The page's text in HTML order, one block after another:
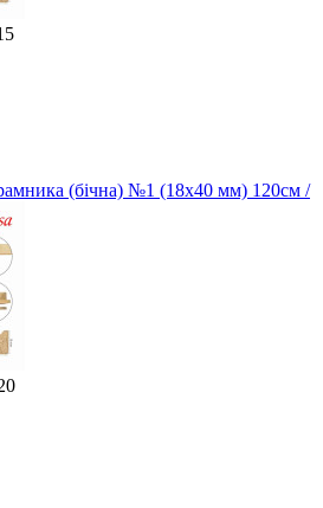
(бічна) №1 (18х40 мм) 120см /